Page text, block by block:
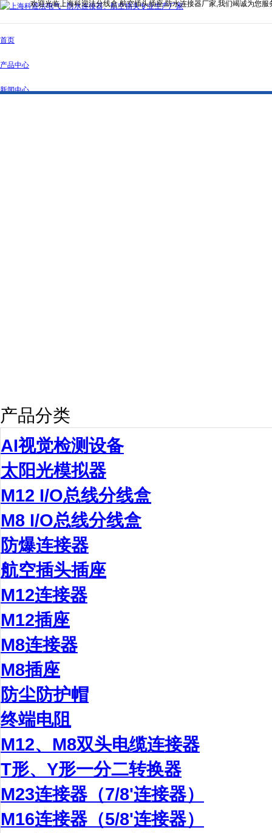
欢迎光临上海科迎法分线盒,航空插头插座,防水连接器厂家,我们竭诚为您服
首页
产品中心
新闻中心
产品分类
AI视觉检测设备
太阳光模拟器
M12 I/O总线分线盒
M8 I/O总线分线盒
防爆连接器
航空插头插座
M12连接器
M12插座
M8连接器
M8插座
防尘防护帽
终端电阻
M12、M8双头电缆连接器
T形、Y形一分二转换器
M23连接器（7/8'连接器）
M16连接器（5/8'连接器）